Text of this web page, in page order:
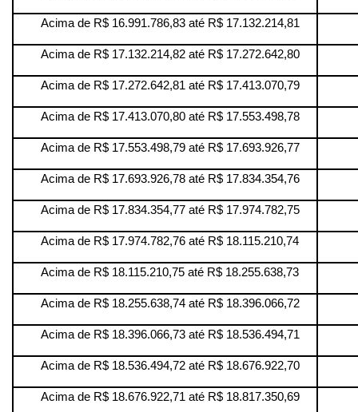
Acima de R$ 16.991.786,83 até R$ 17.132.214,81
Acima de R$ 17.132.214,82 até R$ 17.272.642,80
Acima de R$ 17.272.642,81 até R$ 17.413.070,79
Acima de R$ 17.413.070,80 até R$ 17.553.498,78
Acima de R$ 17.553.498,79 até R$ 17.693.926,77
Acima de R$ 17.693.926,78 até R$ 17.834.354,76
Acima de R$ 17.834.354,77 até R$ 17.974.782,75
Acima de R$ 17.974.782,76 até R$ 18.115.210,74
Acima de R$ 18.115.210,75 até R$ 18.255.638,73
Acima de R$ 18.255.638,74 até R$ 18.396.066,72
Acima de R$ 18.396.066,73 até R$ 18.536.494,71
Acima de R$ 18.536.494,72 até R$ 18.676.922,70
Acima de R$ 18.676.922,71 até R$ 18.817.350,69